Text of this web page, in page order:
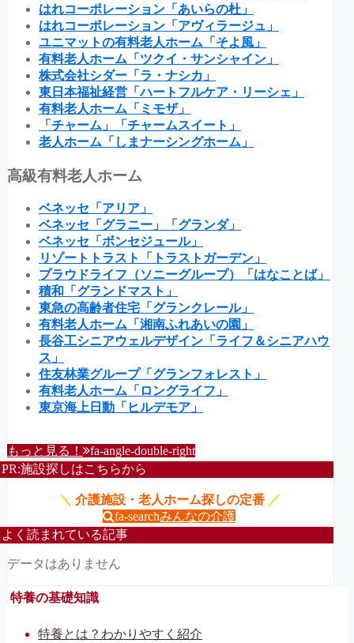
はれコーポレーション「あいらの杜」
はれコーポレーション「アヴィラージュ」
ユニマットの有料老人ホーム「そよ風」
有料老人ホーム「ツクイ・サンシャイン」
株式会社シダー「ラ・ナシカ」
東日本福祉経営「ハートフルケア・リーシェ」
有料老人ホーム「ミモザ」
「チャーム」「チャームスイート」
老人ホーム「しまナーシングホーム」
高級有料老人ホーム
ベネッセ「アリア」
ベネッセ「グラニー」「グランダ」
ベネッセ「ボンセジュール」
リゾートトラスト「トラストガーデン」
プラウドライフ（ソニーグループ）「はなことば」
積和「グランドマスト」
東急の高齢者住宅「グランクレール」
有料老人ホーム「湘南ふれあいの園」
長谷工シニアウェルデザイン「ライフ＆シニアハウ
ス」
住友林業グループ「グランフォレスト」
有料老人ホーム「ロングライフ」
東京海上日動「ヒルデモア」
もっと見る！ fa-angle-double-right
PR:施設探しはこちらから
＼ 介護施設・老人ホーム探しの定番 ／
fa-searchみんなの介護
よく読まれている記事
データはありません
特養の基礎知識
特養とは？わかりやすく紹介